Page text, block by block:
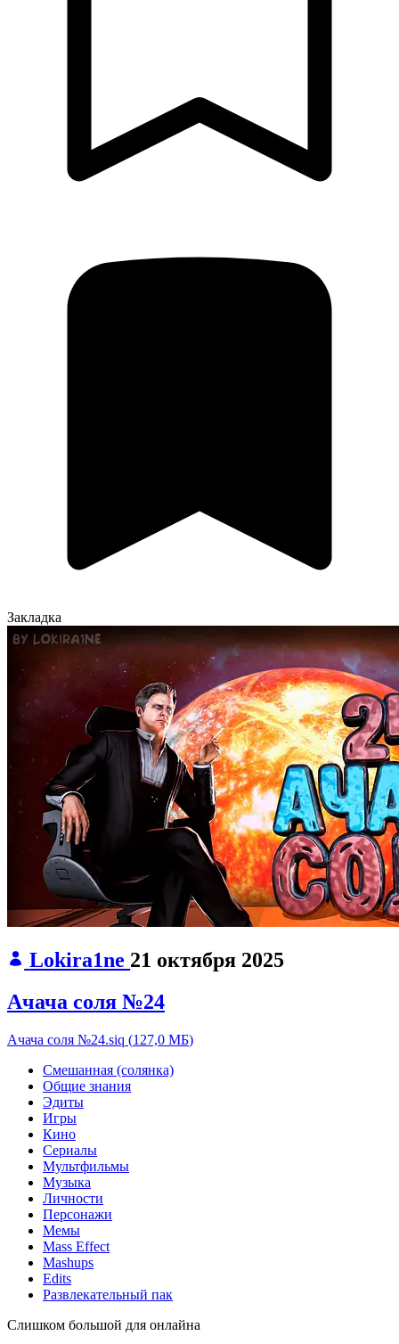
Закладка
Lokira1ne 21 октября 2025
Ачача соля №24
Ачача соля №24.siq (127,0 МБ)
Смешанная (солянка)
Общие знания
Эдиты
Игры
Кино
Сериалы
Мультфильмы
Музыка
Личности
Персонажи
Мемы
Mass Effect
Mashups
Edits
Развлекательный пак
Слишком большой для онлайна